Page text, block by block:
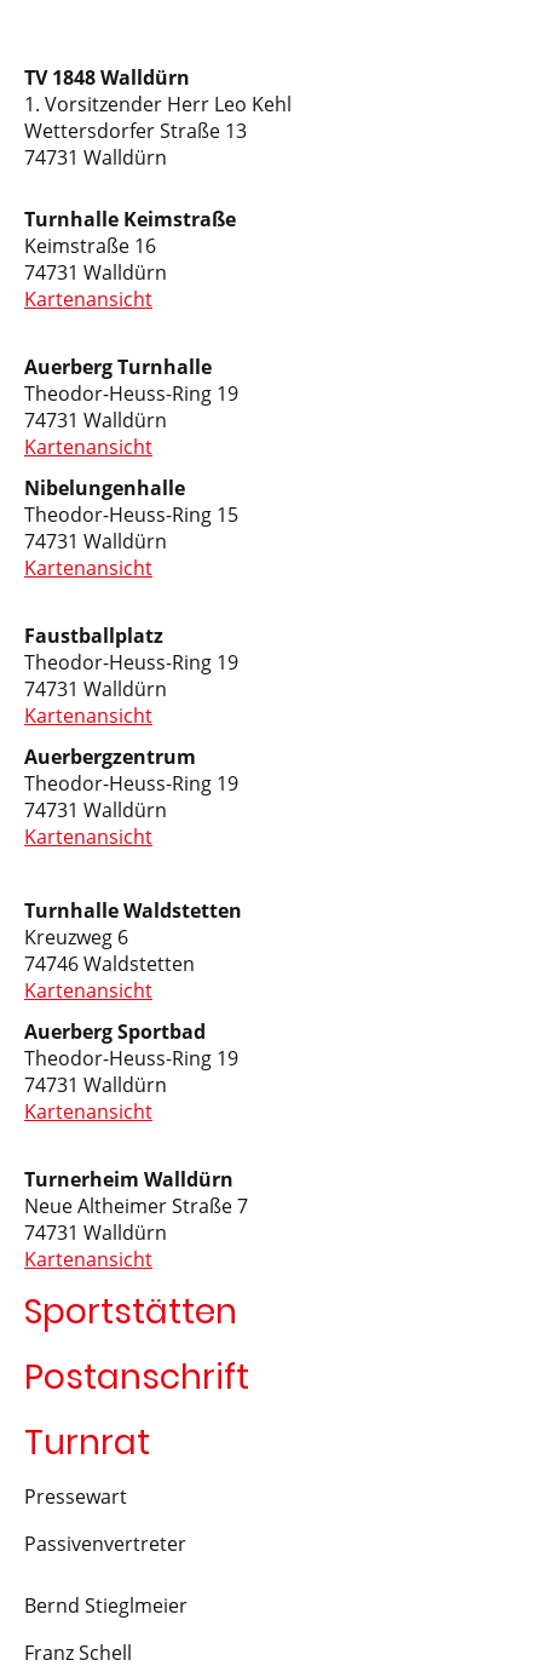
TV 1848 Walldürn
1. Vorsitzender Herr Leo Kehl
Wettersdorfer Straße 13
74731 Walldürn
Turnhalle Keimstraße
Keimstraße 16
74731 Walldürn
Kartenansicht
Auerberg Turnhalle
Theodor-Heuss-Ring 19
74731 Walldürn
Kartenansicht
Nibelungenhalle
Theodor-Heuss-Ring 15
74731 Walldürn
Kartenansicht
Faustballplatz
Theodor-Heuss-Ring 19
74731 Walldürn
Kartenansicht
Auerbergzentrum
Theodor-Heuss-Ring 19
74731 Walldürn
Kartenansicht
Turnhalle Waldstetten
Kreuzweg 6
74746 Waldstetten
Kartenansicht
Auerberg Sportbad
Theodor-Heuss-Ring 19
74731 Walldürn
Kartenansicht
Turnerheim Walldürn
Neue Altheimer Straße 7
74731 Walldürn
Kartenansicht
Sportstätten
Postanschrift
Turnrat
Pressewart
Passivenvertreter
Bernd Stieglmeier
Franz Schell